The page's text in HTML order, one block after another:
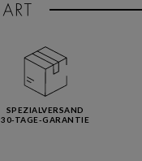
SPEZIALVERSAND
30-TAGE-GARANTIE